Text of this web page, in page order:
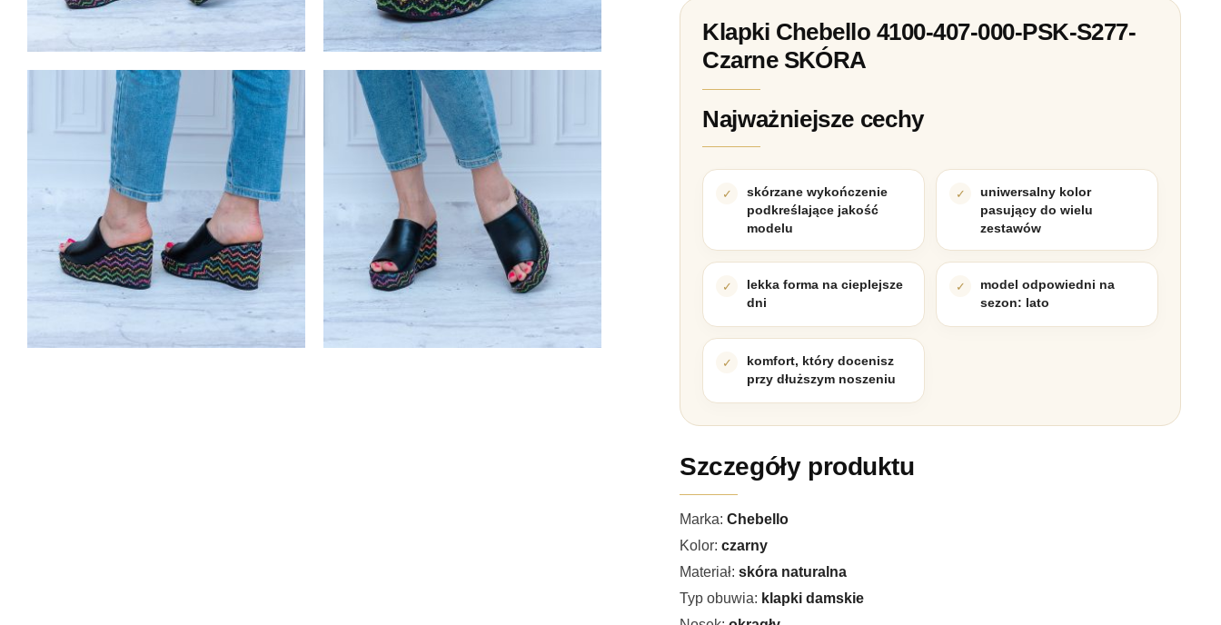
Klapki Chebello 4100-407-000-PSK-S277-
Czarne SKÓRA
Najważniejsze cechy
skórzane wykończenie
podkreślające jakość
modelu
uniwersalny kolor
pasujący do wielu
zestawów
lekka forma na cieplejsze
dni
model odpowiedni na
sezon: lato
komfort, który docenisz
przy dłuższym noszeniu
Szczegóły produktu
Marka:Chebello
Kolor:czarny
Materiał:skóra naturalna
Typ obuwia: klapki damskie